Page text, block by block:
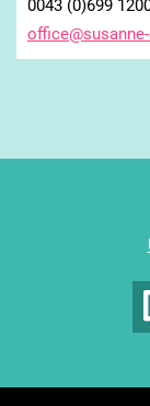
0043 (0)699
office@s